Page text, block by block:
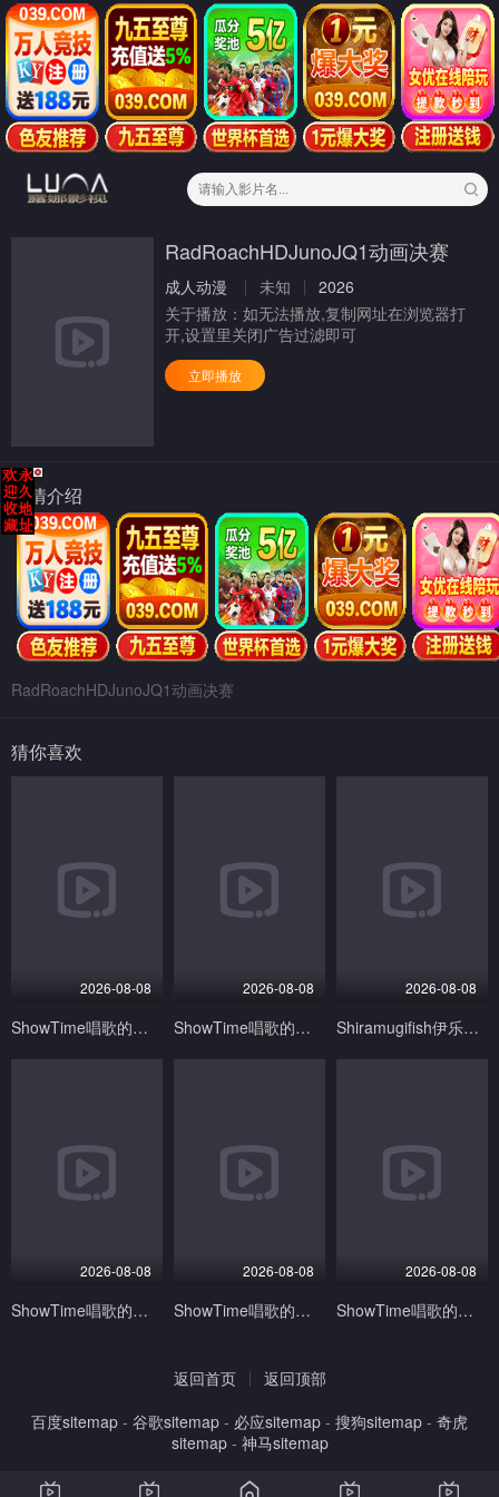
RadRoachHDJunoJQ1动画决赛
成人动漫 未知
2026
关于播放： 如无法播放,复制网址在浏览器打
开,设置里关闭广告过滤即可
立即播放
剧情介绍
RadRoachHDJunoJQ1动画决赛
猜你喜欢
2026-08-08
ShowTime唱歌的大姐姐也想做第二季_第03集
2026-08-08
ShowTime唱歌的大姐姐也想做第二季_第05集
2026-08-08
Shiramugifish伊乐玛丽Live2D语音版
2026-08-08
ShowTime唱歌的大姐姐也想做第二季_第01集
2026-08-08
ShowTime唱歌的大姐姐也想做第二季_第02集
2026-08-08
ShowTime唱歌的大姐姐也想做第二季_第04集
返回首页
返回顶部
百度sitemap - 谷歌sitemap - 必应sitemap - 搜狗sitemap - 奇虎
sitemap- 神马sitemap